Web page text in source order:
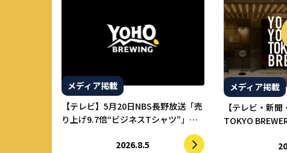
メディア掲載
【テレビ】5月20日NBS長野放送「売
り上げ9.7倍“ビジネスTシャツ”」に
てヤッホーブルーイングが紹介され
2026.8.5
メディア掲載
【テレビ・新
TOKYO